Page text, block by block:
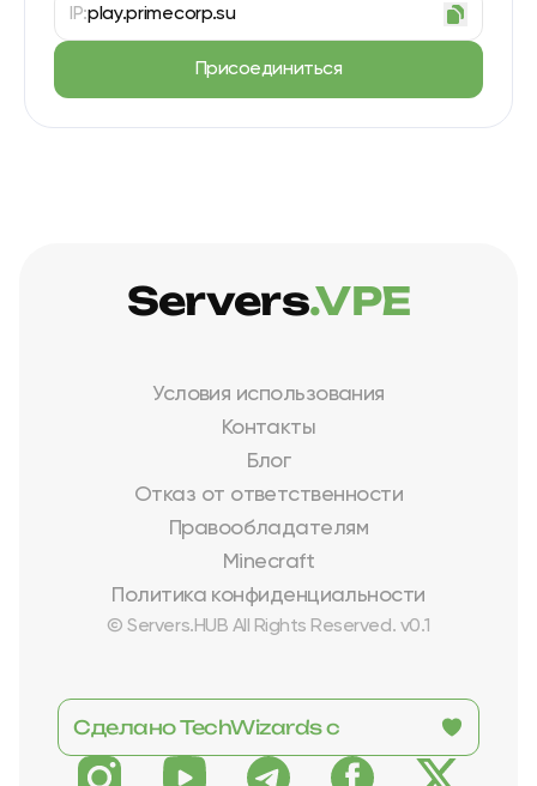
IP:play.primecorp.su
Присоединиться
Условия использования
Контакты
Блог
Отказ от ответственности
Правообладателям
Minecraft
Политика конфиденциальности
© Servers.HUB All Rights Reserved. v0.1
Servers.VPE
Сделано TechWizards с